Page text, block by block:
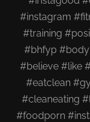
#instagram
#training
#bhfyp
#believe #like
#eatclean
#cleaneating
#foodporn